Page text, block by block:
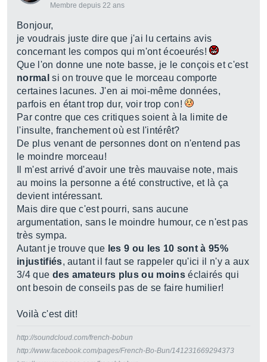
Membre depuis 22 ans
Bonjour,
je voudrais juste dire que j'ai lu certains avis
concernant les compos qui m'ont écoeurés!
Que l'on donne une note basse, je le conçois et c'est
normal si on trouve que le morceau comporte
certaines lacunes. J'en ai moi-même données,
parfois en étant trop dur, voir trop con!
Par contre que ces critiques soient à la limite de
l'insulte, franchement où est l'intérêt?
De plus venant de personnes dont on n'entend pas
le moindre morceau!
Il m'est arrivé d'avoir une très mauvaise note, mais
au moins la personne a été constructive, et là ça
devient intéressant.
Mais dire que c'est pourri, sans aucune
argumentation, sans le moindre humour, ce n'est pas
très sympa.
Autant je trouve que les 9 ou les 10 sont à 95%
injustifiés, autant il faut se rappeler qu'ici il n'y a aux
3/4 que des amateurs plus ou moinséclairés qui
ont besoin de conseils pas de se faire humilier!
Voilà c'est dit!
http://soundcloud.com/french-bobun
http://www.facebook.com/pages/French-Bo-Bun/141231669294373